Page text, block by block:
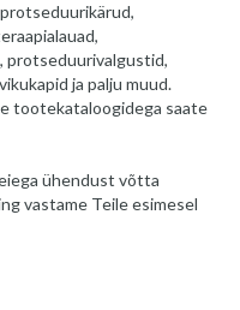
protseduurivalgustid,
ja palju muud.
tootekataloogidega saate
ühendust võtta
vastame Teile esimesel